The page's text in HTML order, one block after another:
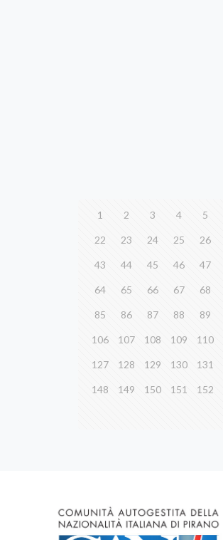
1 2 3 4 5
22 23 24 25 26
43 44 45 46 47
64 65 66 67 68
85 86 87 88 89
106 107 108 109 110
127 128 129 130 131
148 149 150 151 152